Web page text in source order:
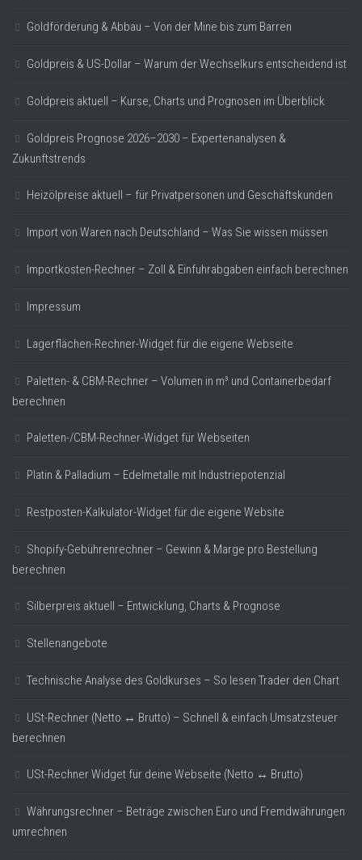
Goldförderung & Abbau – Von der Mine bis zum Barren
Goldpreis & US-Dollar – Warum der Wechselkurs entscheidend ist
Goldpreis aktuell – Kurse, Charts und Prognosen im Überblick
Goldpreis Prognose 2026–2030 – Expertenanalysen &
Zukunftstrends
Heizölpreise aktuell – für Privatpersonen und Geschäftskunden
Import von Waren nach Deutschland – Was Sie wissen müssen
Importkosten-Rechner – Zoll & Einfuhrabgaben einfach berechnen
Impressum
Lagerflächen-Rechner-Widget für die eigene Webseite
Paletten- & CBM-Rechner – Volumen in m³ und Containerbedarf
berechnen
Paletten-/CBM-Rechner-Widget für Webseiten
Platin & Palladium – Edelmetalle mit Industriepotenzial
Restposten-Kalkulator-Widget für die eigene Website
Shopify-Gebührenrechner – Gewinn & Marge pro Bestellung
berechnen
Silberpreis aktuell – Entwicklung, Charts & Prognose
Stellenangebote
Technische Analyse des Goldkurses – So lesen Trader den Chart
USt-Rechner (Netto ↔ Brutto) – Schnell & einfach Umsatzsteuer
berechnen
USt-Rechner Widget für deine Webseite (Netto ↔ Brutto)
Währungsrechner – Beträge zwischen Euro und Fremdwährungen
umrechnen